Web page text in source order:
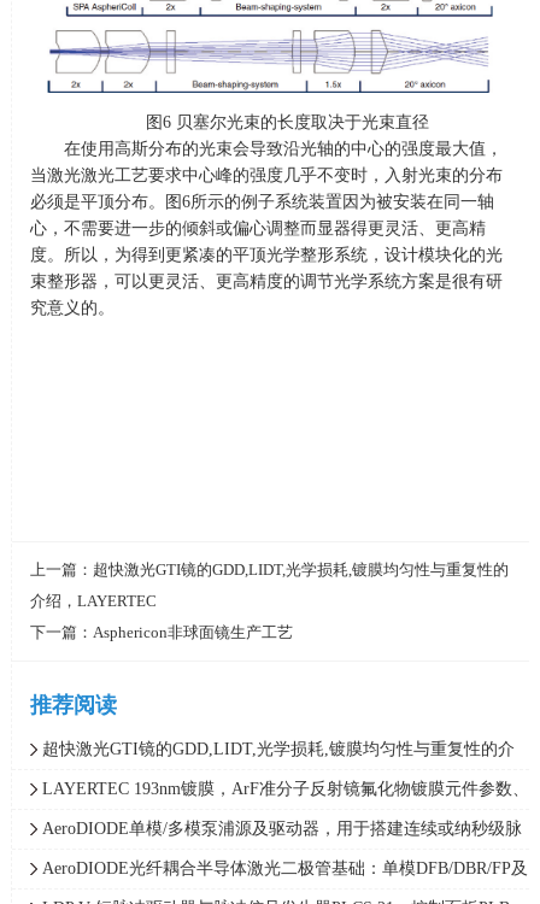
图 6 贝塞尔光束的长度取决于光束直径
在使用高斯分布的光束会导致沿光轴的中心的强度最大值，
当激光激光工艺要求中心峰的强度几乎不变时，入射光束的分布
必须是平顶分布。图 6所示的例子系统装置因为被安装在同一轴
心，不需要进一步的倾斜或偏心调整而显器得更灵活、更高精
度。所以，为得到更紧凑的平顶光学整形系统，设计模块化的光
束整形器，可以更灵活、更高精度的调节光学系统方案是很有研
究意义的。
上一篇： 超快激光GTI镜的GDD,LIDT,光学损耗,镀膜均匀性与重复性的
介绍，LAYERTEC
下一篇： Asphericon非球面镜生产工艺
推荐阅读
超快激光GTI镜的GDD,LIDT,光学损耗,镀膜均匀性与重复性的介
绍，LAYERTEC
LAYERTEC 193nm镀膜，ArF准分子反射镜氟化物镀膜元件参数、
损伤阈值与光谱性能介绍
AeroDIODE单模/多模泵浦源及驱动器，用于搭建连续或纳秒级脉
宽MOPA架构光纤激光器
AeroDIODE光纤耦合半导体激光二极管基础：单模DFB/DBR/FP及